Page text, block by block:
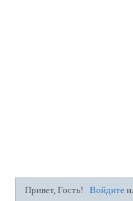
Привет, Гость! Войдите